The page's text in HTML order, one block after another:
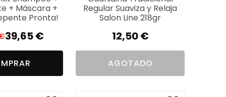
+ Máscara +
Pronta!
El
precio
original
era:
39,65€
El
precio
actual
es:
Regular Suaviza y Relaja
Salon Line 218gr
12,50€
AGOTADO